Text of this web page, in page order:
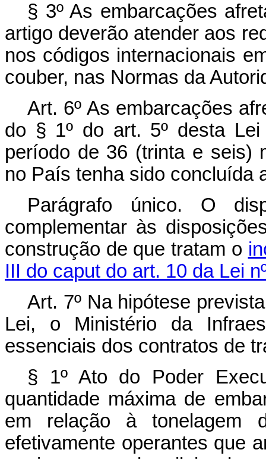
§ 3º As embarcações
artigo deverão atender aos
nos códigos internacionais
couber, nas Normas da
Art. 6º As embarcações
do § 1º do art. 5º desta
período de 36 (trinta e seis)
no País tenha sido concluída
Parágrafo único. O
complementar às
construção de que tratam o
III do caput do art. 10 da Lei
Art. 7º Na hipótese
Lei, o Ministério da
essenciais dos contratos de
§ 1º Ato do Poder
quantidade máxima de
em relação à tonelagem
efetivamente operantes que